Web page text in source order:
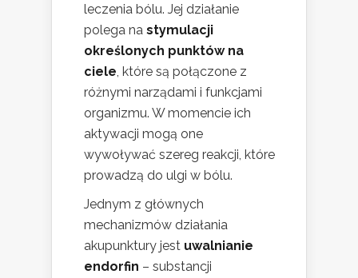
leczenia bólu. Jej działanie
polega na stymulacji
określonych punktów na
ciele , które są połączone z
różnymi narządami i funkcjami
organizmu. W momencie ich
aktywacji mogą one
wywoływać szereg reakcji, które
prowadzą do ulgi w bólu.
Jednym z głównych
mechanizmów działania
akupunktury jest uwalnianie
endorfin – substancji